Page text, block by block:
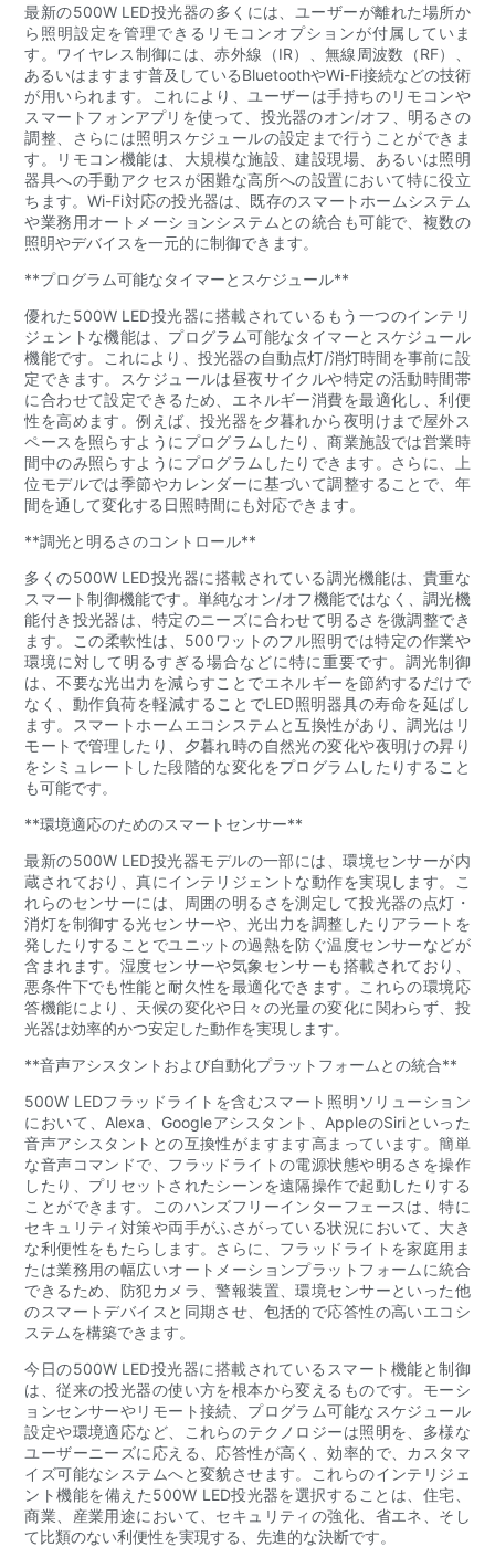
最新の500W LED投光器の多くには、ユーザーが離れた場所か
ら照明設定を管理できるリモコンオプションが付属していま
す。ワイヤレス制御には、赤外線（IR）、無線周波数（RF）、
あるいはますます普及しているBluetoothやWi-Fi接続などの技術
が用いられます。これにより、ユーザーは手持ちのリモコンや
スマートフォンアプリを使って、投光器のオン/オフ、明るさの
調整、さらには照明スケジュールの設定まで行うことができま
す。リモコン機能は、大規模な施設、建設現場、あるいは照明
器具への手動アクセスが困難な高所への設置において特に役立
ちます。Wi-Fi対応の投光器は、既存のスマートホームシステム
や業務用オートメーションシステムとの統合も可能で、複数の
照明やデバイスを一元的に制御できます。
**プログラム可能なタイマーとスケジュール**
優れた500W LED投光器に搭載されているもう一つのインテリ
ジェントな機能は、プログラム可能なタイマーとスケジュール
機能です。これにより、投光器の自動点灯/消灯時間を事前に設
定できます。スケジュールは昼夜サイクルや特定の活動時間帯
に合わせて設定できるため、エネルギー消費を最適化し、利便
性を高めます。例えば、投光器を夕暮れから夜明けまで屋外ス
ペースを照らすようにプログラムしたり、商業施設では営業時
間中のみ照らすようにプログラムしたりできます。さらに、上
位モデルでは季節やカレンダーに基づいて調整することで、年
間を通して変化する日照時間にも対応できます。
**調光と明るさのコントロール**
多くの500W LED投光器に搭載されている調光機能は、貴重な
スマート制御機能です。単純なオン/オフ機能ではなく、調光機
能付き投光器は、特定のニーズに合わせて明るさを微調整でき
ます。この柔軟性は、500ワットのフル照明では特定の作業や
環境に対して明るすぎる場合などに特に重要です。調光制御
は、不要な光出力を減らすことでエネルギーを節約するだけで
なく、動作負荷を軽減することでLED照明器具の寿命を延ばし
ます。スマートホームエコシステムと互換性があり、調光はリ
モートで管理したり、夕暮れ時の自然光の変化や夜明けの昇り
をシミュレートした段階的な変化をプログラムしたりすること
も可能です。
**環境適応のためのスマートセンサー**
最新の500W LED投光器モデルの一部には、環境センサーが内
蔵されており、真にインテリジェントな動作を実現します。こ
れらのセンサーには、周囲の明るさを測定して投光器の点灯・
消灯を制御する光センサーや、光出力を調整したりアラートを
発したりすることでユニットの過熱を防ぐ温度センサーなどが
含まれます。湿度センサーや気象センサーも搭載されており、
悪条件下でも性能と耐久性を最適化できます。これらの環境応
答機能により、天候の変化や日々の光量の変化に関わらず、投
光器は効率的かつ安定した動作を実現します。
**音声アシスタントおよび自動化プラットフォームとの統合**
500W LEDフラッドライトを含むスマート照明ソリューション
において、Alexa、Googleアシスタント、AppleのSiriといった
音声アシスタントとの互換性がますます高まっています。簡単
な音声コマンドで、フラッドライトの電源状態や明るさを操作
したり、プリセットされたシーンを遠隔操作で起動したりする
ことができます。このハンズフリーインターフェースは、特に
セキュリティ対策や両手がふさがっている状況において、大き
な利便性をもたらします。さらに、フラッドライトを家庭用ま
たは業務用の幅広いオートメーションプラットフォームに統合
できるため、防犯カメラ、警報装置、環境センサーといった他
のスマートデバイスと同期させ、包括的で応答性の高いエコシ
ステムを構築できます。
今日の500W LED投光器に搭載されているスマート機能と制御
は、従来の投光器の使い方を根本から変えるものです。モーシ
ョンセンサーやリモート接続、プログラム可能なスケジュール
設定や環境適応など、これらのテクノロジーは照明を、多様な
ユーザーニーズに応える、応答性が高く、効率的で、カスタマ
イズ可能なシステムへと変貌させます。これらのインテリジェ
ント機能を備えた500W LED投光器を選択することは、住宅、
商業、産業用途において、セキュリティの強化、省エネ、そし
て比類のない利便性を実現する、先進的な決断です。